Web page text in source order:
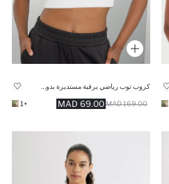
69.00 MAD 169.00 MAD
+1